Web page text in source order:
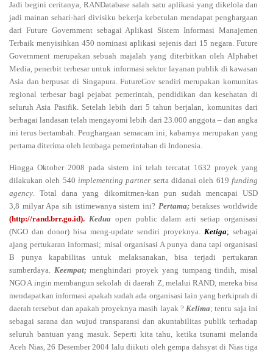
Jadi begini ceritanya, RANDatabase salah satu aplikasi yang dikelola dan
jadi mainan sehari-hari divisiku bekerja kebetulan mendapat penghargaan
dari Future Government sebagai Aplikasi Sistem Informasi Manajemen
Terbaik menyisihkan 450 nominasi aplikasi sejenis dari 15 negara. Future
Government merupakan sebuah majalah yang diterbitkan oleh Alphabet
Media, penerbit terbesar untuk informasi sektor layanan publik di kawasan
Asia dan berpusat di Singapura. FutureGov sendiri merupakan komunitas
regional terbesar bagi pejabat pemerintah, pendidikan dan kesehatan di
seluruh Asia Pasifik. Setelah lebih dari 5 tahun berjalan, komunitas dari
berbagai landasan telah mengayomi lebih dari 23.000 anggota – dan angka
ini terus bertambah. Penghargaan semacam ini, kabarnya merupakan yang
pertama diterima oleh lembaga pemerintahan di Indonesia.
Hingga Oktober 2008 pada sistem ini telah tercatat 1632 proyek yang
dilakukan oleh 540 implementing partner serta didanai oleh 619 funding
agency . Total dana yang dikomitmen-kan pun sudah mencapai USD
3,8 milyar Apa sih istimewanya sistem ini? Pertama;berakses worldwide
(http://rand.brr.go.id). Kedua open public dalam arti setiap organisasi
(NGO dan donor) bisa meng-update sendiri proyeknya. Ketiga; sebagai
ajang pertukaran informasi; misal organisasi A punya dana tapi organisasi
B punya kapabilitas untuk melaksanakan, bisa terjadi pertukaran
sumberdaya. Keempat;menghindari proyek yang tumpang tindih, misal
NGO A ingin membangun sekolah di daerah Z, melalui RAND, mereka bisa
mendapatkan informasi apakah sudah ada organisasi lain yang berkiprah di
daerah tersebut dan apakah proyeknya masih layak ? Kelima; tentu saja ini
sebagai sarana dan wujud transparansi dan akuntabilitas publik terhadap
seluruh bantuan yang masuk. Seperti kita tahu, ketika tsunami melanda
Aceh Nias, 26 Desember 2004 lalu diikuti oleh gempa dahsyat di Nias tiga